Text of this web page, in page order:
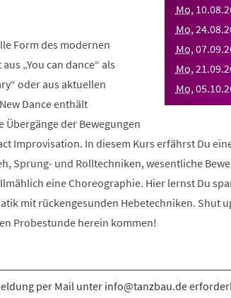
Mo, 10.08.
Mo,24.08.
Mo,07.09.
Mo,21.09.
Mo,05.10.
Form des modernen
„You can dance“ als
oder aus aktuellen
Dance enthält
der Bewegungen
Improvisation. In diesem Kurs erfährst Du
Sprung- und Rolltechniken, wesentliche
eine Choreographie. Hier lernst Du
mit rückengesunden Hebetechniken. Shut
Probestunde herein kommen!
per Mail unter info@tanzbau.de